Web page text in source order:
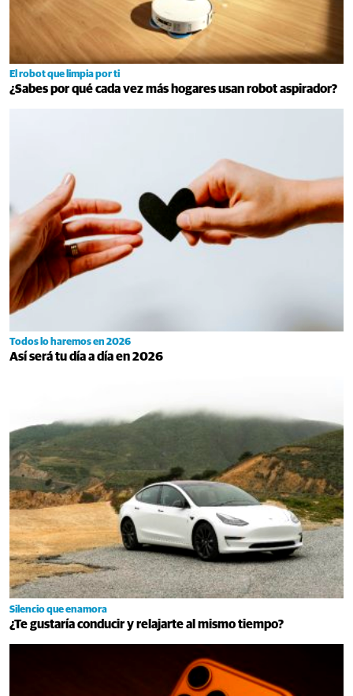
El robot que limpia por ti
¿Sabes por qué cada vez más hogares usan robot aspirador?
Todos lo haremos en 2026
Así será tu día a día en 2026
Silencio que enamora
¿Te gustaría conducir y relajarte al mismo tiempo?